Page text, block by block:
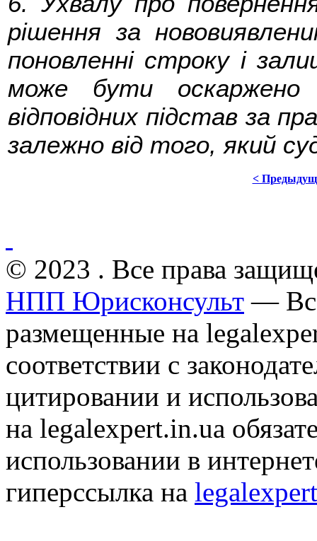
рішення за
поновленні строку і
може бути оскаржено
відповідних підстав за
залежно від того, який
<
© 2023 . Все права
НПП Юрисконсульт —
размещенные на
соответствии с
цитировании и
на legalexpert.in.ua
использовании в
гиперссылка на